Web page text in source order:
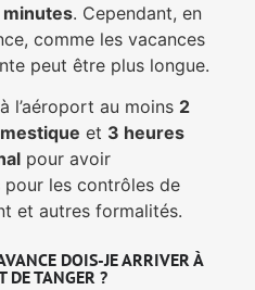
. Cependant, en
comme les vacances
peut être plus longue.
l’aéroport au moins 2
et 3 heures
pour avoir
les contrôles de
et autres formalités.
DOIS-JE ARRIVER À
DE TANGER ?